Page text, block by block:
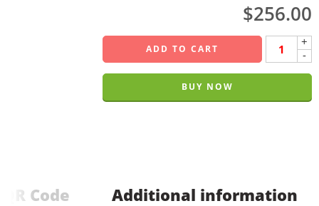
$256.00
+
-
ADD TO CART
BUY NOW
Additional information
QR Code